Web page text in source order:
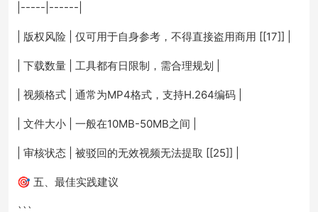
|-----|------|
| 版权风险 | 仅可用于自身参考，不得直接盗用商用 [[17]] |
| 下载数量 | 工具都有日限制，需合理规划 |
| 视频格式 | 通常为MP4格式，支持H.264编码 |
| 文件大小 | 一般在10MB-50MB之间 |
| 审核状态 | 被驳回的无效视频无法提取 [[25]] |
🎯 五、最佳实践建议